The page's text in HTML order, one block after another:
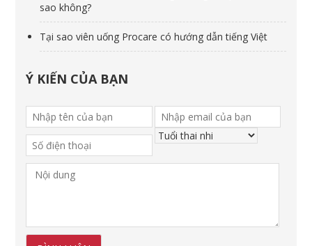
sao không?
Tại sao viên uống Procare có hướng dẫn tiếng Việt
Ý KIẾN CỦA BẠN